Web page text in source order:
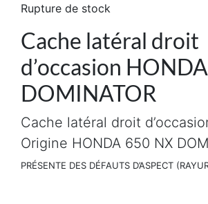
Cache latéral droit
d’occasion
DOMINATOR
Cache latéral droit
Origine HONDA 650 NX
PRÉSENTE DES DÉFAUTS D’ASPECT
Rupture de stock